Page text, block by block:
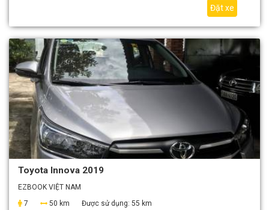
Đặt xe
Toyota Innova 2019
EZBOOK VIỆT NAM
7
50 km Được sử dụng: 55 km